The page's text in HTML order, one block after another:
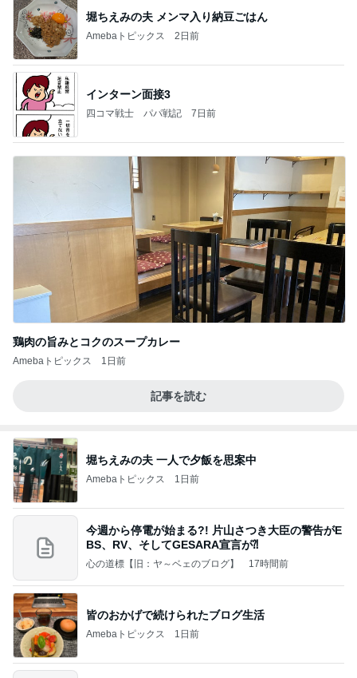
堀ちえみの夫 メンマ入り納豆ごはん
Amebaトピックス 2日前
インターン面接3
四コマ戦士 パパ戦記 7日前
鶏肉の旨みとコクのスープカレー
Amebaトピックス 1日前
記事を読む
堀ちえみの夫 一人で夕飯を思案中
Amebaトピックス 1日前
今週から停電が始まる?! 片山さつき大臣の警告がE
BS、RV、そしてGESARA宣言が⁈
心の道標【旧：ヤ～ベェのブログ】 17時間前
皆のおかげで続けられたブログ生活
Amebaトピックス 1日前